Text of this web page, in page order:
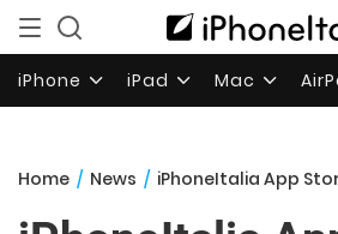
iPhone iPad Mac
Home / News / iPhoneItalia App Store Sales – 7